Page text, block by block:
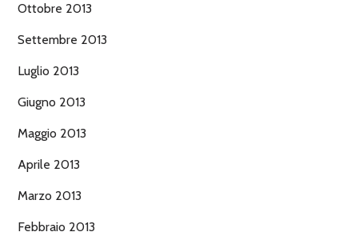
Ottobre 2013
Settembre 2013
Luglio 2013
Giugno 2013
Maggio 2013
Aprile 2013
Marzo 2013
Febbraio 2013